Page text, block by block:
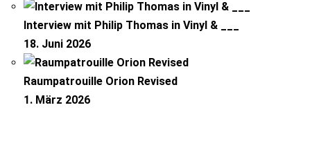
Interview mit Philip Thomas in Vinyl & ___
18. Juni 2026
Raumpatrouille Orion Revised
1. März 2026